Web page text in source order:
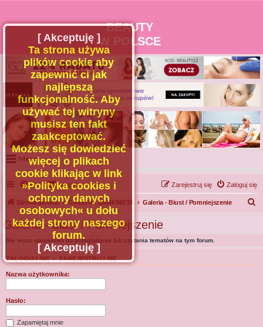
BEAUTY
W POLSCE
Menu
Portal
Facebook
Regulamin
Zapytaj administratora
Kontakt
FAQ Kontakt z nami Zaloguj się
Zarejestruj się
Strona główna GALERIA ZAMKNIETA Galeria - Biust / Pomniejszenie
Galeria - Biust / Pomniejszenie
Nie masz uprawnień do przeglądania lub czytania tematów na tym forum.
ZALOGUJ SIĘ•ZAREJESTRUJ SIĘ
Nazwa użytkownika:
Hasło:
Zapamiętaj mnie
[ Akceptuję ]
Ta strona używa
plików cookie aby
zapewnić ci jak
najlepszą
funkcjonalność. Aby
używać tej witryny
musisz ten fakt
zaakceptować.
Możesz się dowiedzieć
więcej o plikach
cookie klikając w link
»Polityka cookies i
ochrony danych
osobowych« u dołu
każdej strony naszego
forum.
[ Akceptuję ]